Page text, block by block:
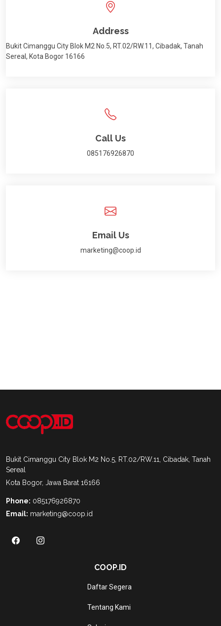
Address
Bukit Cimanggu City Blok M2 No.5, RT.02/RW.11, Cibadak, Tanah
Sereal, Kota Bogor 16166
Call Us
085176926870
Email Us
marketing@coop.id
Bukit Cimanggu City Blok M2 No.5, RT.02/RW.11, Cibadak, Tanah
Sereal
Kota Bogor, Jawa Barat 16166
Phone: 085176926870
Email: marketing@coop.id
COOP.ID
Daftar Segera
Tentang Kami